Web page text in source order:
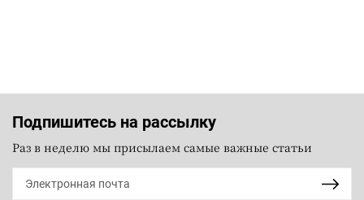
Подпишитесь на рассылку
Раз в неделю мы присылаем самые важные статьи